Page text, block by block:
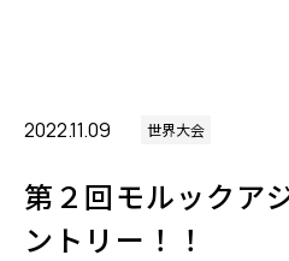
2022.11.09 世界大会
第２回モルックア
ントリー！！